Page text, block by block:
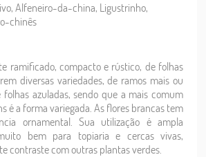
Alfeneiro-da-china, Ligustrinho,
chinês
ramificado, compacto e rústico, de folhas
diversas variedades, de ramos mais ou
folhas azuladas, sendo que a mais comum
é a forma variegada. As flores brancas tem
ornamental. Sua utilização é ampla
bem para topiaria e cercas vivas,
contraste com outras plantas verdes.